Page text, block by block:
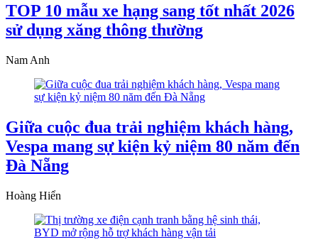
TOP 10 mẫu xe hạng sang tốt nhất 2026
sử dụng xăng thông thường
Nam Anh
Giữa cuộc đua trải nghiệm khách hàng,
Vespa mang sự kiện kỷ niệm 80 năm đến
Đà Nẵng
Hoàng Hiển